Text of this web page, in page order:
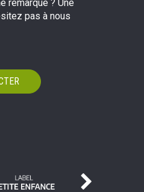
remarque ? Une
pas à nous